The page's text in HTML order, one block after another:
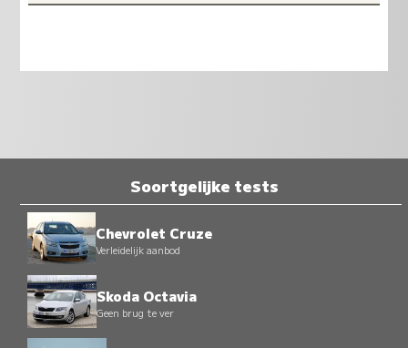
Soortgelijke tests
Chevrolet Cruze
Verleidelijk aanbod
Skoda Octavia
Geen brug te ver